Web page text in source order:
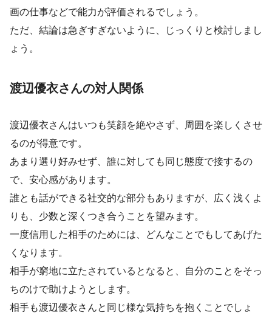
画の仕事などで能力が評価されるでしょう。
ただ、結論は急ぎすぎないように、じっくりと検討しまし
ょう。
渡辺優衣さんの対人関係
渡辺優衣さんはいつも笑顔を絶やさず、周囲を楽しくさせ
るのが得意です。
あまり選り好みせず、誰に対しても同じ態度で接するの
で、安心感があります。
誰とも話ができる社交的な部分もありますが、広く浅くよ
りも、少数と深くつき合うことを望みます。
一度信用した相手のためには、どんなことでもしてあげた
くなります。
相手が窮地に立たされているとなると、自分のことをそっ
ちのけで助けようとします。
相手も渡辺優衣さんと同じ様な気持ちを抱くことでしょ